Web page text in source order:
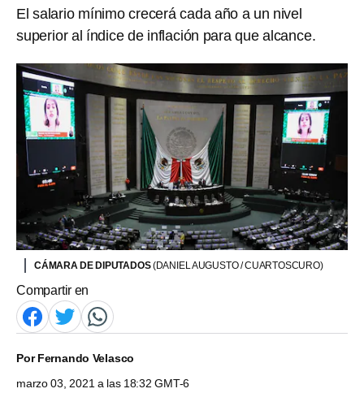
El salario mínimo crecerá cada año a un nivel
superior al índice de inflación para que alcance.
CÁMARA DE DIPUTADOS(DANIEL AUGUSTO / CUARTOSCURO)
Compartir en
PorFernando Velasco
marzo 03, 2021 a las 18:32 GMT-6